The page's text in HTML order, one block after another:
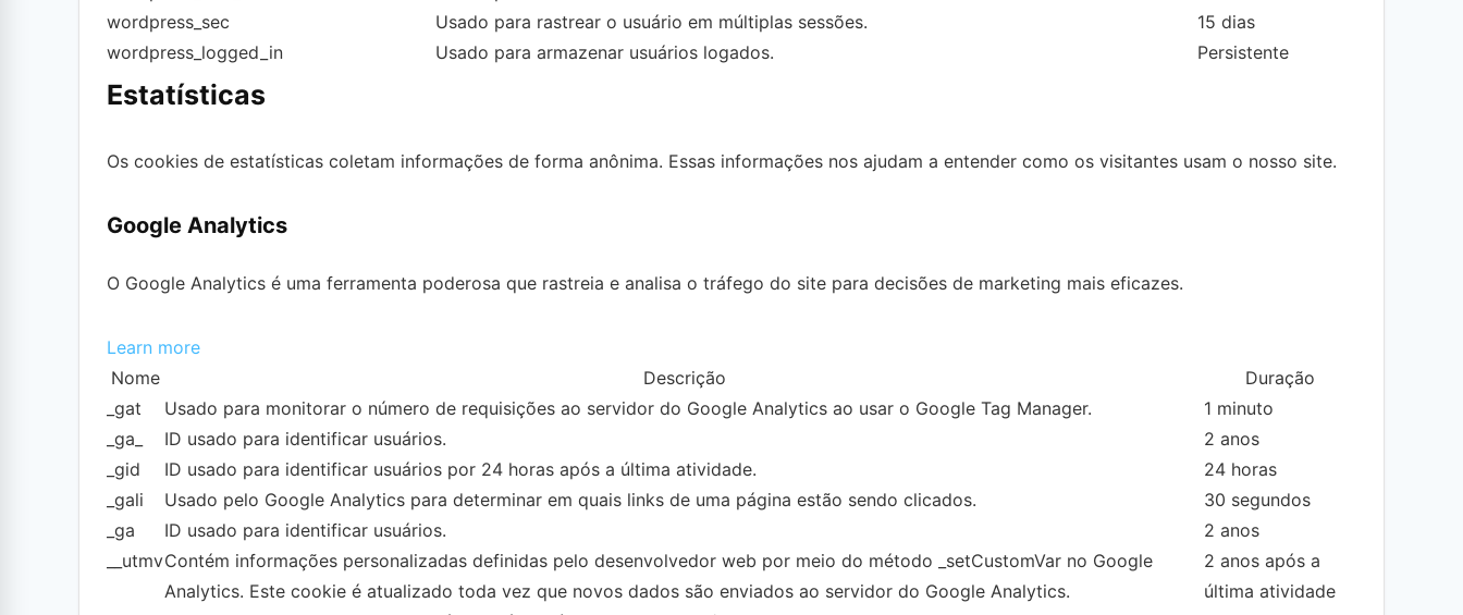
wordpress_sec
Usado para rastrear o usuário em múltiplas sessões.
15 dias
wordpress_logged_in
Usado para armazenar usuários logados. Persistente
Estatísticas
Os cookies de estatísticas coletam informações de forma anônima. Essas informações nos ajudam a entender como os visitantes usam o nosso site.
Google Analytics
O Google Analytics é uma ferramenta poderosa que rastreia e analisa o tráfego do site para decisões de marketing mais eficazes.
Learn more
Nome
Descrição
Duração
_gat
Usado para monitorar o número de requisições ao servidor do Google Analytics ao usar o Google Tag Manager.
1 minuto
_ga_
ID usado para identificar usuários.
2 anos
_gid
ID usado para identificar usuários por 24 horas após a última atividade.
24 horas
_gali
Usado pelo Google Analytics para determinar em quais links de uma página estão sendo clicados.
30 segundos
_ga
ID usado para identificar usuários.
2 anos
__utmvContém informações personalizadas definidas pelo desenvolvedor web por meio do método _setCustomVar no Google
Analytics. Este cookie é atualizado toda vez que novos dados são enviados ao servidor do Google Analytics.
2 anos após a
última atividade